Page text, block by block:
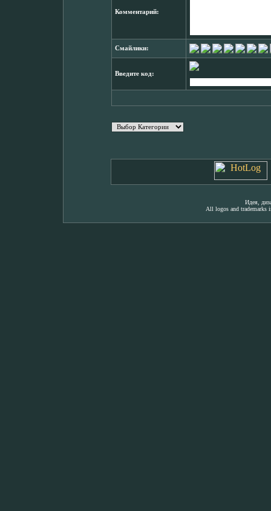
Комментарий:
Смайлики:
Введите код:
Идея,
All logos and trademarks